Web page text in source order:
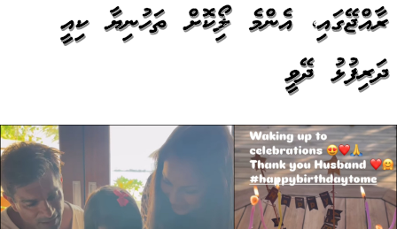
ރާއްޖޭގައި، އެންމެ ލޯބިކޮށް ތަހުނިޔާ ކިއީ
ދަރިފުޅު ދޭވީ